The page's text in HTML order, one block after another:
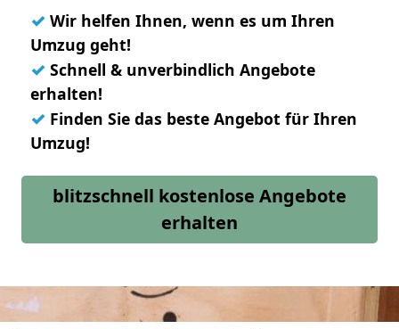
✓ Wir helfen Ihnen, wenn es um Ihren
Umzug geht!
✓ Schnell & unverbindlich Angebote
erhalten!
✓ Finden Sie das beste Angebot für Ihren
Umzug!
blitzschnell kostenlose Angebote
erhalten